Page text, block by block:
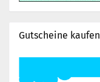
Gutscheine kaufen